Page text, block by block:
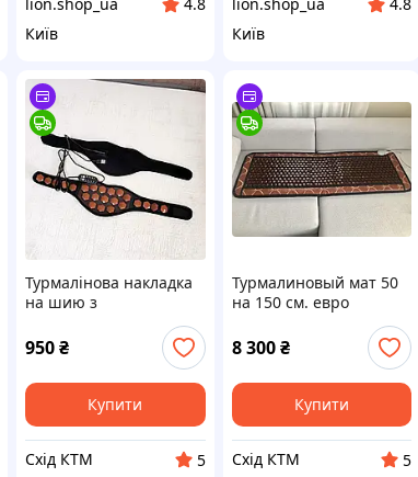
Київ
Київ
Турмалінова накладка
на шию з
електропідігрівом і без
950₴
Купити
Схід КТМ
5
Турмалиновый мат 50
на 150 см. евро
8 300 ₴
Купити
Схід КТМ
5